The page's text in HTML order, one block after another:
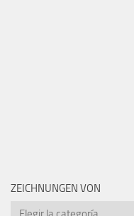
ZEICHNUNGEN VON
Zeichnungen